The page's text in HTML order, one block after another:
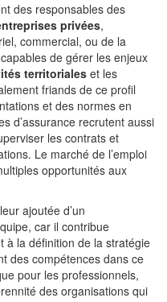
des responsables des
privées,
commercial, ou de la
de gérer les enjeux
territoriales et les
friands de ce profil
et des normes en
d’assurance recrutent aussi
les contrats et
Le marché de l’emploi
opportunités aux
ajoutée d’un
car il contribue
à la définition de la stratégie
des compétences dans ce
pour les professionnels,
des organisations qui